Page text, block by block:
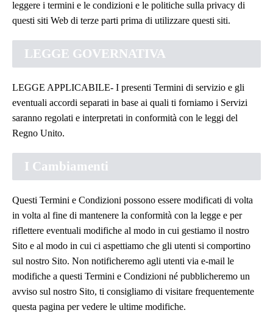
leggere i termini e le condizioni e le politiche sulla privacy di
questi siti Web di terze parti prima di utilizzare questi siti.
LEGGE GOVERNATIVA
LEGGE APPLICABILE- I presenti Termini di servizio e gli
eventuali accordi separati in base ai quali ti forniamo i Servizi
saranno regolati e interpretati in conformità con le leggi del
Regno Unito.
I Cambiamenti
Questi Termini e Condizioni possono essere modificati di volta
in volta al fine di mantenere la conformità con la legge e per
riflettere eventuali modifiche al modo in cui gestiamo il nostro
Sito e al modo in cui ci aspettiamo che gli utenti si comportino
sul nostro Sito. Non notificheremo agli utenti via e-mail le
modifiche a questi Termini e Condizioni né pubblicheremo un
avviso sul nostro Sito, ti consigliamo di visitare frequentemente
questa pagina per vedere le ultime modifiche.